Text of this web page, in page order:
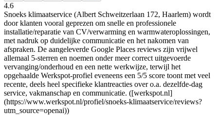
4.6
Snoeks klimaatservice (Albert Schweitzerlaan 172, Haarlem) wordt
door klanten vooral geprezen om snelle en professionele
installatie/reparatie van CV/verwarming en warmwateroplossingen,
met nadruk op duidelijke communicatie en het nakomen van
afspraken. De aangeleverde Google Places reviews zijn vrijwel
allemaal 5-sterren en noemen onder meer correct uitgevoerde
vervanging/onderhoud en een nette werkwijze, terwijl het
opgehaalde Werkspot-profiel eveneens een 5/5 score toont met veel
recente, deels heel specifieke klantreacties over o.a. dezelfde-dag
service, vakmanschap en communicatie. ([werkspot.nl]
(https://www.werkspot.nl/profiel/snoeks-klimaatservice/reviews?
utm_source=openai))